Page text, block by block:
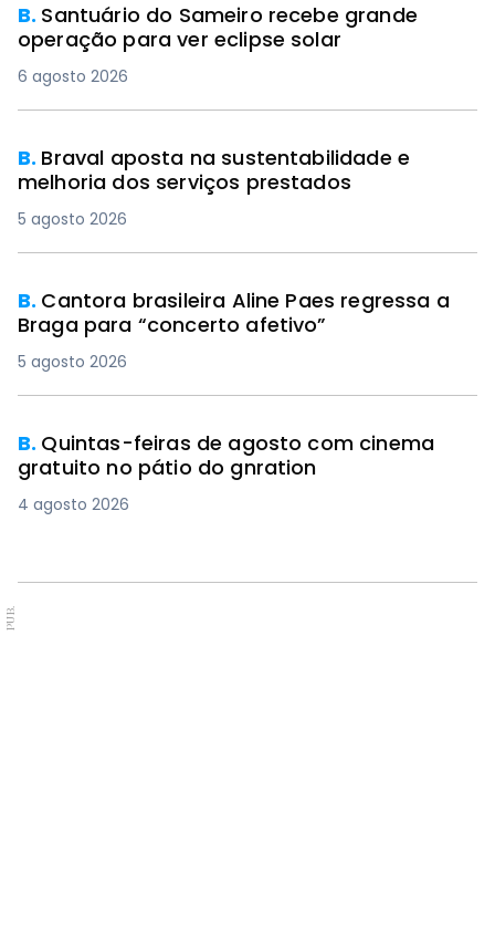
B. Santuário do Sameiro recebe grande
operação para ver eclipse solar
6 agosto 2026
B. Braval aposta na sustentabilidade e
melhoria dos serviços prestados
5 agosto 2026
B. Cantora brasileira Aline Paes regressa a
Braga para “concerto afetivo”
5 agosto 2026
B. Quintas-feiras de agosto com cinema
gratuito no pátio do gnration
4 agosto 2026
PUB.